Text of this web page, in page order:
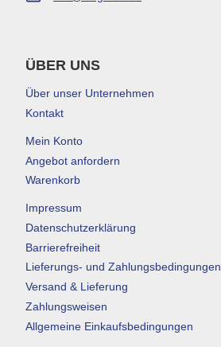
ÜBER UNS
Über unser Unternehmen
Kontakt
Mein Konto
Angebot anfordern
Warenkorb
Impressum
Datenschutzerklärung
Barrierefreiheit
Lieferungs- und Zahlungsbedingungen
Versand & Lieferung
Zahlungsweisen
Allgemeine Einkaufsbedingungen